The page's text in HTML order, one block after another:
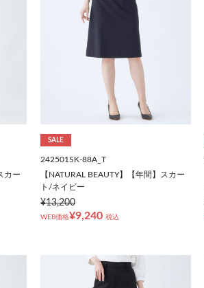
カー
SALE
242501SK-88A_T
【NATURAL BEAUTY】【年間】スカー
ト/ネイビー
¥13,200
WEB価格¥9,240 税込